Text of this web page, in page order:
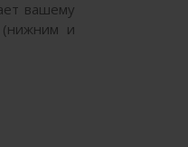
вашему
(нижним и